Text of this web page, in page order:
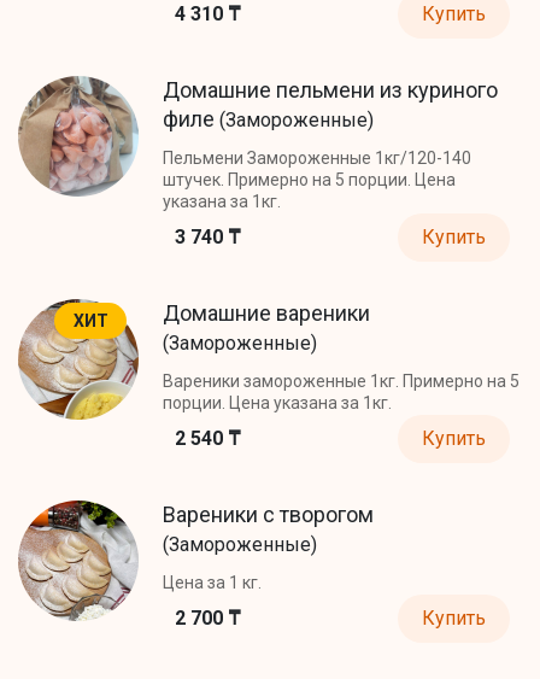
4 310 ₸ Купить
Домашние пельмени из куриного
филе (Замороженные)
Пельмени Замороженные 1кг/120-140
штучек. Примерно на 5 порции. Цена
указана за 1кг.
3 740 ₸ Купить
ХИТ Домашние вареники
(Замороженные)
Вареники замороженные 1кг. Примерно на 5
порции. Цена указана за 1кг.
2 540 ₸ Купить
Вареники с творогом
(Замороженные)
Цена за 1 кг.
2 700 ₸ Купить